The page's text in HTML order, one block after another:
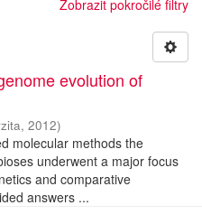
Zobrazit pokročilé filtry
evolution of
, 2012)
molecular methods the
underwent a major focus
and comparative
answers ...